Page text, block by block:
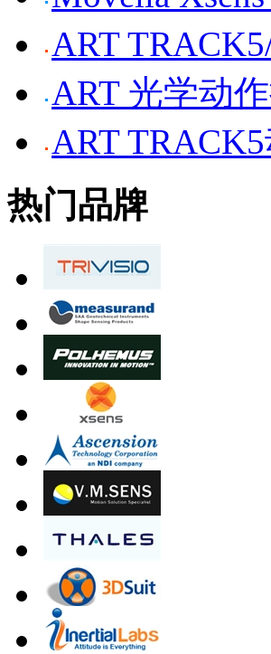
ART
ART 光学动
ART
热门品牌